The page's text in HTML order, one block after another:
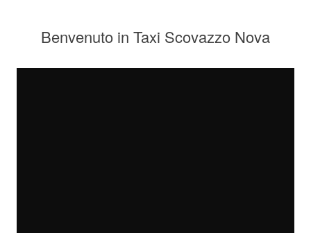
Benvenuto in Taxi Scovazzo Nova